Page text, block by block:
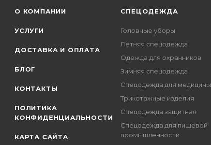
О КОМПАНИИ
УСЛУГИ
ДОСТАВКА И ОПЛАТА
БЛОГ
КОНТАКТЫ
ПОЛИТИКА
КОНФИДЕНЦИАЛЬНОСТИ
КАРТА САЙТА
СПЕЦОДЕЖДА
Головные уборы
Летняя спецодежда
Одежда для охранников
Зимняя спецодежда
Спецодежда для медицины
Трикотажные изделия
Спецодежда защитная
Спецодежда для пищевой
промышленности